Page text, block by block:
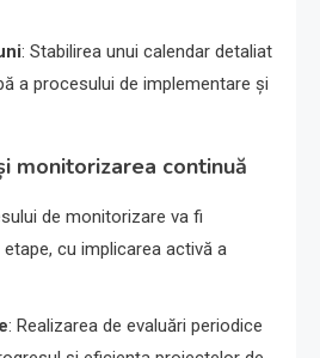
: Stabilirea unui calendar detaliat
a procesului de implementare și
monitorizarea continuă
de monitorizare va fi
cu implicarea activă a
: Realizarea de evaluări periodice